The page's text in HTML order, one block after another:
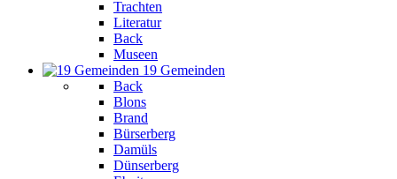
Trachten
Literatur
Back
Museen
19 Gemeinden
Back
Blons
Brand
Bürserberg
Damüls
Dünserberg